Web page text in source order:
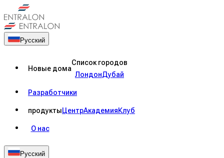
Русский
Новые дома
Список городов
ЛондонДубай
Разработчики
продуктыЦентрАкадемияКлуб
О нас
Русский